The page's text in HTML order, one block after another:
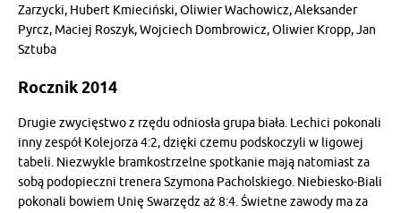
Zarzycki, Hubert Kmieciński, Oliwier Wachowicz, Aleksander
Pyrcz, Maciej Roszyk, Wojciech Dombrowicz, Oliwier Kropp, Jan
Sztuba
Rocznik 2014
Drugie zwycięstwo z rzędu odniosła grupa biała. Lechici pokonali
inny zespół Kolejorza 4:2, dzięki czemu podskoczyli w ligowej
tabeli. Niezwykle bramkostrzelne spotkanie mają natomiast za
sobą podopieczni trenera Szymona Pacholskiego. Niebiesko-Biali
pokonali bowiem Unię Swarzędz aż 8:4. Świetne zawody ma za